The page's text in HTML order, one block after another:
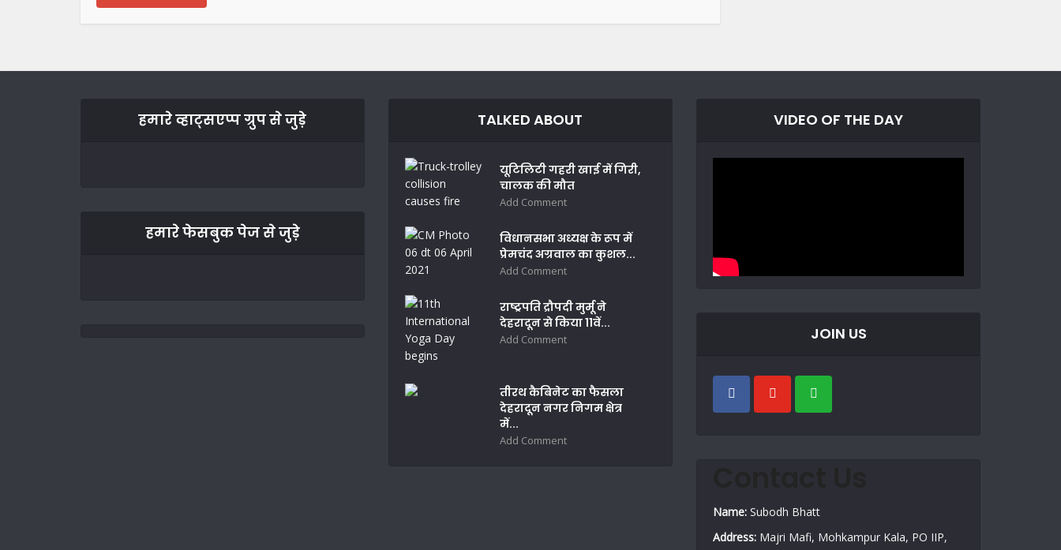
हमारे व्हाट्सएप्प ग्रुप से जुड़े
हमारे फेसबुक पेज से जुड़े
TALKED ABOUT
यूटिलिटी गहरी खाई में गिरी,
चालक की मौत
Add Comment
विधानसभा अध्यक्ष के रूप में
प्रेमचंद अग्रवाल का कुशल...
Add Comment
राष्ट्रपति द्रौपदी मुर्मू ने
देहरादून से किया 11वें...
Add Comment
तीरथ कैबिनेट का फैसला
देहरादून नगर निगम क्षेत्र
में...
Add Comment
VIDEO OF THE DAY
JOIN US
Name: Subodh Bhatt
Address: Majri Mafi, Mohkampur Kala, PO IIP,